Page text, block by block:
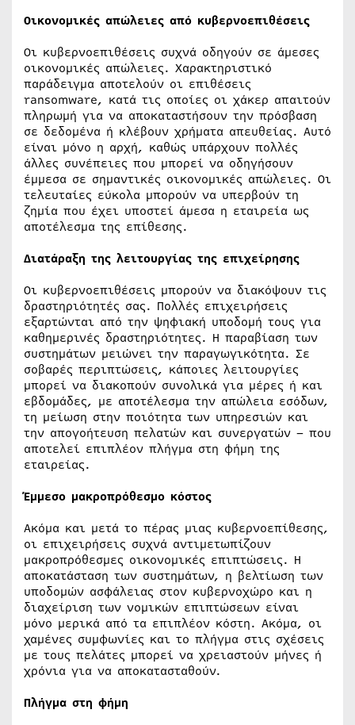
Οικονομικές απώλειες από κυβερνοεπιθέσεις
Οι κυβερνοεπιθέσεις συχνά οδηγούν σε άμεσες
οικονομικές απώλειες. Χαρακτηριστικό
παράδειγμα αποτελούν οι επιθέσεις
ransomware, κατά τις οποίες οι χάκερ απαιτούν
πληρωμή για να αποκαταστήσουν την πρόσβαση
σε δεδομένα ή κλέβουν χρήματα απευθείας. Αυτό
είναι μόνο η αρχή, καθώς υπάρχουν πολλές
άλλες συνέπειες που μπορεί να οδηγήσουν
έμμεσα σε σημαντικές οικονομικές απώλειες. Οι
τελευταίες εύκολα μπορούν να υπερβούν τη
ζημία που έχει υποστεί άμεσα η εταιρεία ως
αποτέλεσμα της επίθεσης.
Διατάραξη της λειτουργίας της επιχείρησης
Οι κυβερνοεπιθέσεις μπορούν να διακόψουν τις
δραστηριότητές σας. Πολλές επιχειρήσεις
εξαρτώνται από την ψηφιακή υποδομή τους για
καθημερινές δραστηριότητες. Η παραβίαση των
συστημάτων μειώνει την παραγωγικότητα. Σε
σοβαρές περιπτώσεις, κάποιες λειτουργίες
μπορεί να διακοπούν συνολικά για μέρες ή και
εβδομάδες, με αποτέλεσμα την απώλεια εσόδων,
τη μείωση στην ποιότητα των υπηρεσιών και
την απογοήτευση πελατών και συνεργατών – που
αποτελεί επιπλέον πλήγμα στη φήμη της
εταιρείας.
Έμμεσο μακροπρόθεσμο κόστος
Ακόμα και μετά το πέρας μιας κυβερνοεπίθεσης,
οι επιχειρήσεις συχνά αντιμετωπίζουν
μακροπρόθεσμες οικονομικές επιπτώσεις. Η
αποκατάσταση των συστημάτων, η βελτίωση των
υποδομών ασφάλειας στον κυβερνοχώρο και η
διαχείριση των νομικών επιπτώσεων είναι
μόνο μερικά από τα επιπλέον κόστη. Ακόμα, οι
χαμένες συμφωνίες και το πλήγμα στις σχέσεις
με τους πελάτες μπορεί να χρειαστούν μήνες ή
χρόνια για να αποκατασταθούν.
Πλήγμα στη φήμη